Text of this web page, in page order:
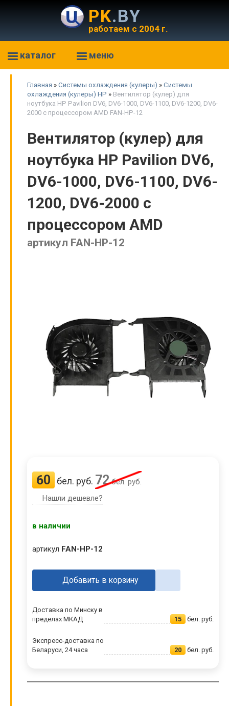
PK.BY
работаем с 2004 г.
каталог меню
Главная » Системы охлаждения (кулеры) » Системы
охлаждения (кулеры) HP » Вентилятор (кулер) для
ноутбука HP Pavilion DV6, DV6-1000, DV6-1100, DV6-1200, DV6-
2000 с процессором AMD FAN-HP-12
Вентилятор (кулер) для
ноутбука HP Pavilion DV6,
DV6-1000, DV6-1100, DV6-
1200, DV6-2000 с
процессором AMD
артикул FAN-HP-12
60 бел. руб. 72бел. руб.
Нашли дешевле?
в наличии
артикул FAN-HP-12
Добавить в корзину
Доставка по Минску в
пределах МКАД
15 бел. руб.
Экспресс-доставка по
Беларуси, 24 часа
20 бел. руб.